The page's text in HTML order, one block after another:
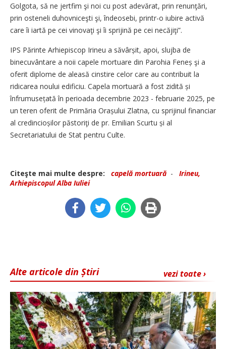
Golgota, să ne jertfim şi noi cu post adevărat, prin renunţări,
prin osteneli duhovniceşti şi, îndeosebi, printr-o iubire activă
care îi iartă pe cei vinovaţi şi îi sprijină pe cei necăjiţi”.
IPS Părinte Arhiepiscop Irineu a săvârșit, apoi, slujba de
binecuvântare a noii capele mortuare din Parohia Feneș şi a
oferit diplome de aleasă cinstire celor care au contribuit la
ridicarea noului edificiu. Capela mortuară a fost zidită și
înfrumusețată în perioada decembrie 2023 - februarie 2025, pe
un teren oferit de Primăria Orașului Zlatna, cu sprijinul financiar
al credincio­șilor păstoriţi de pr. Emilian Scurtu și al
Secretariatului de Stat pentru Culte.
Citeşte mai multe despre: capelă mortuară - Irineu,
Arhiepiscopul Alba Iuliei
vezi toate ›
Alte articole din Știri